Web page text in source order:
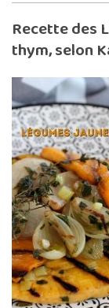
Recette des
thym, selon